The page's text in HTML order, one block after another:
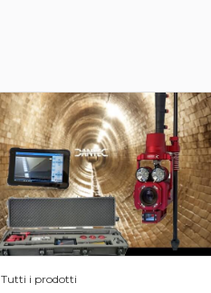
Tutti i prodotti